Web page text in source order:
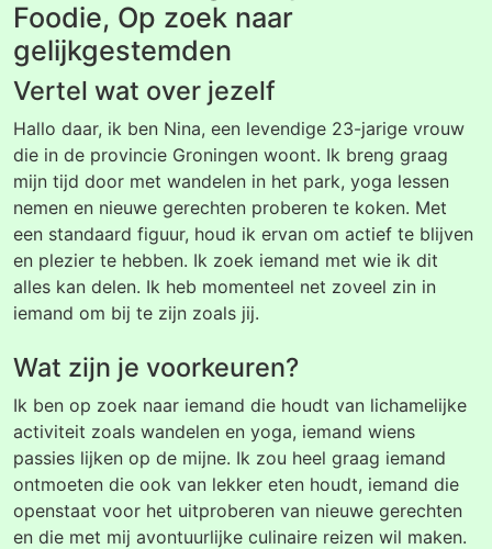
Foodie, Op zoek naar
gelijkgestemden
Vertel wat over jezelf
Hallo daar, ik ben Nina, een levendige 23-jarige vrouw
die in de provincie Groningen woont. Ik breng graag
mijn tijd door met wandelen in het park, yoga lessen
nemen en nieuwe gerechten proberen te koken. Met
een standaard figuur, houd ik ervan om actief te blijven
en plezier te hebben. Ik zoek iemand met wie ik dit
alles kan delen. Ik heb momenteel net zoveel zin in
iemand om bij te zijn zoals jij.
Wat zijn je voorkeuren?
Ik ben op zoek naar iemand die houdt van lichamelijke
activiteit zoals wandelen en yoga, iemand wiens
passies lijken op de mijne. Ik zou heel graag iemand
ontmoeten die ook van lekker eten houdt, iemand die
openstaat voor het uitproberen van nieuwe gerechten
en die met mij avontuurlijke culinaire reizen wil maken.